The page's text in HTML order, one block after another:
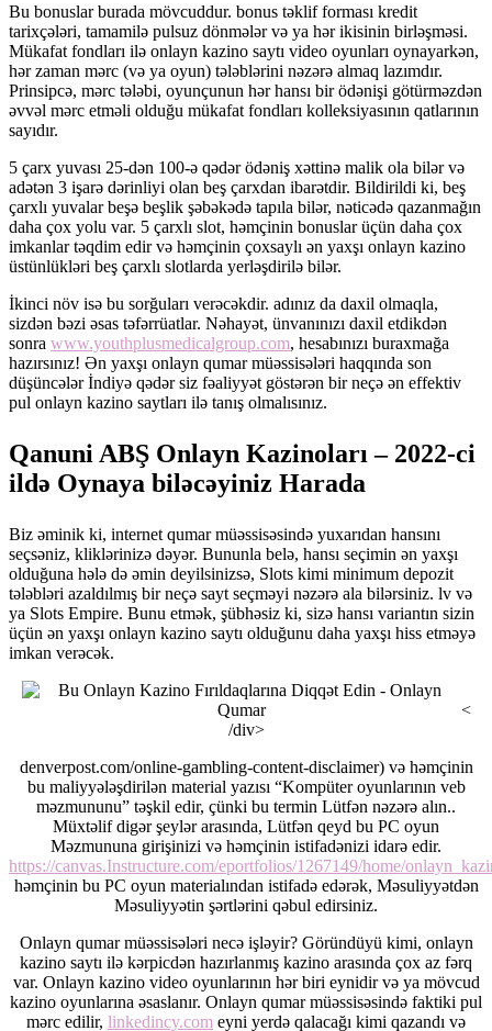
Bu bonuslar burada mövcuddur. bonus təklif forması kredit
tarixçələri, tamamilə pulsuz dönmələr və ya hər ikisinin birləşməsi.
Mükafat fondları ilə onlayn kazino saytı video oyunları oynayarkən,
hər zaman mərc (və ya oyun) tələblərini nəzərə almaq lazımdır.
Prinsipcə, mərc tələbi, oyunçunun hər hansı bir ödənişi götürməzdən
əvvəl mərc etməli olduğu mükafat fondları kolleksiyasının qatlarının
sayıdır.
5 çarx yuvası 25-dən 100-ə qədər ödəniş xəttinə malik ola bilər və
adətən 3 işarə dərinliyi olan beş çarxdan ibarətdir. Bildirildi ki, beş
çarxlı yuvalar beşə beşlik şəbəkədə tapıla bilər, nəticədə qazanmağın
daha çox yolu var. 5 çarxlı slot, həmçinin bonuslar üçün daha çox
imkanlar təqdim edir və həmçinin çoxsaylı ən yaxşı onlayn kazino
üstünlükləri beş çarxlı slotlarda yerləşdirilə bilər.
İkinci növ isə bu sorğuları verəcəkdir. adınız da daxil olmaqla,
sizdən bəzi əsas təfərrüatlar. Nəhayət, ünvanınızı daxil etdikdən
sonra www.youthplusmedicalgroup.com, hesabınızı buraxmağa
hazırsınız! Ən yaxşı onlayn qumar müəssisələri haqqında son
düşüncələr İndiyə qədər siz fəaliyyət göstərən bir neçə ən effektiv
pul onlayn kazino saytları ilə tanış olmalısınız.
Qanuni ABŞ Onlayn Kazinoları – 2022-ci
ildə Oynaya biləcəyiniz Harada
Biz əminik ki, internet qumar müəssisəsində yuxarıdan hansını
seçsəniz, kliklərinizə dəyər. Bununla belə, hansı seçimin ən yaxşı
olduğuna hələ də əmin deyilsinizsə, Slots kimi minimum depozit
tələbləri azaldılmış bir neçə sayt seçməyi nəzərə ala bilərsiniz. lv və
ya Slots Empire. Bunu etmək, şübhəsiz ki, sizə hansı variantın sizin
üçün ən yaxşı onlayn kazino saytı olduğunu daha yaxşı hiss etməyə
imkan verəcək.
<
/div>
denverpost.com/online-gambling-content-disclaimer) və həmçinin
bu maliyyələşdirilən material yazısı “Kompüter oyunlarının veb
məzmununu” təşkil edir, çünki bu termin Lütfən nəzərə alın..
Müxtəlif digər şeylər arasında, Lütfən qeyd bu PC oyun
Məzmununa girişinizi və həmçinin istifadənizi idarə edir.
https://canvas.Instructure.com/eportfolios/1267149/home/
həmçinin bu PC oyun materialından istifadə edərək, Məsuliyyətdən
Məsuliyyətin şərtlərini qəbul edirsiniz.
Onlayn qumar müəssisələri necə işləyir? Göründüyü kimi, onlayn
kazino saytı ilə kərpicdən hazırlanmış kazino arasında çox az fərq
var. Onlayn kazino video oyunlarının hər biri eynidir və ya mövcud
kazino oyunlarına əsaslanır. Onlayn qumar müəssisəsində faktiki pul
mərc edilir, linkedincy.com eyni yerdə qalacağı kimi qazandı və